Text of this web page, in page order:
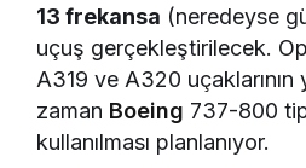
13 frekansa (neredeyse
uçuş gerçekleştirilecek.
A319 ve A320 uçaklarının
zaman Boeing 737-800
kullanılması planlanıyor.